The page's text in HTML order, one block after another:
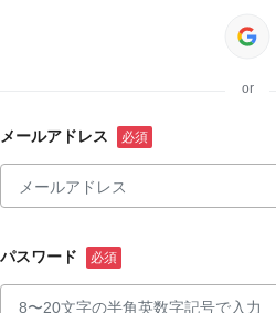
or
メールアドレス
パスワード